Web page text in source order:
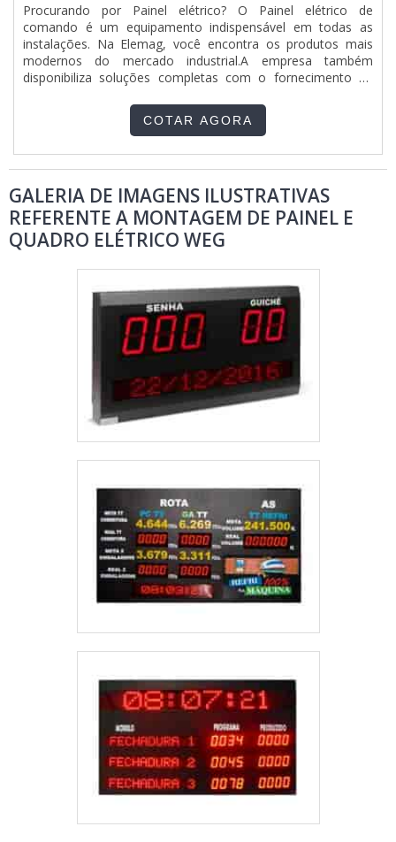
Procurando por Painel elétrico? O Painel elétrico de
comando é um equipamento indispensável em todas as
instalações. Na Elemag, você encontra os produtos mais
modernos do mercado industrial.A empresa também
disponibiliza soluções completas com o fornecimento de
inversores. Confira alguns modelos de painel elétrico
comando: - De distribuição, que servem para distribuir e
COTAR AGORA
GALERIA DE IMAGENS ILUSTRATIVAS
REFERENTE A MONTAGEM DE PAINEL E
QUADRO ELÉTRICO WEG